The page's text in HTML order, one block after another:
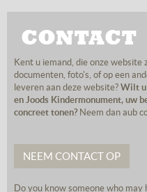
CONTACT
Kent u iemand, die onze website
documenten, foto's, of op een
leveren aan deze website? Wilt u
en Joods Kindermonument, uw
concreet tonen? Neem dan aub
NEEM CONTACT OP
Do you know someone who